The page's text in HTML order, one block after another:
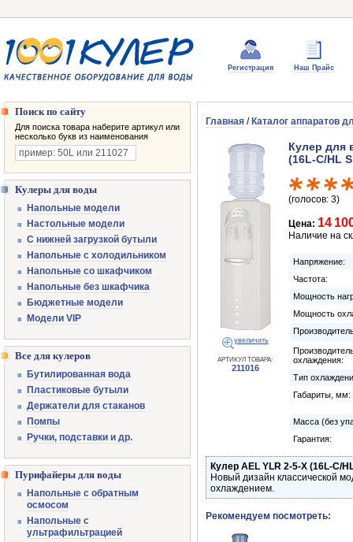
Регистрация Наш Прайс
Главная / Каталог аппаратов
увеличить
АРТИКУЛ ТОВАРА:
211016
Кулер для
(16L-C/HL
(голосов: 3)
Цена: 14
Наличие на
Напряжение:
Частота:
Мощность
Мощность
охлаждения:
Тип
Габариты, мм:
Масса (без
Гарантия:
Кулер AEL YLR 2-5-X (16L-C/
Новый дизайн классической
охлаждением.
Рекомендуем посмотреть:
Поиск по сайту
Для поиска товара наберите артикул или
несколько букв из наименования
Кулеры для воды
Напольные модели
Настольные модели
С нижней загрузкой бутыли
Напольные с холодильником
Напольные со шкафчиком
Напольные без шкафчика
Бюджетные модели
Модели VIP
Все для кулеров
Бутилированная вода
Пластиковые бутыли
Держатели для стаканов
Помпы
Ручки, подставки и др.
Пурифайеры для воды
Напольные с обратным
осмосом
Напольные с
ультрафильтрацией